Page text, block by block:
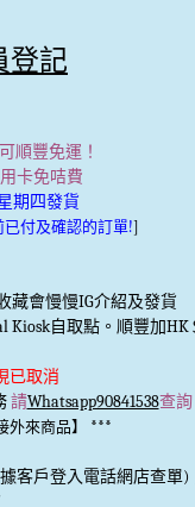
登記
順豐免運！
卡免咭費
期四發貨
已付及確認的訂單!]
藏會慢慢IG介紹及發貨
Kiosk自取點。順豐加HK
已取消
請Whatsapp90841538查詢
來商品】 ***
客戶登入電話網店查單)